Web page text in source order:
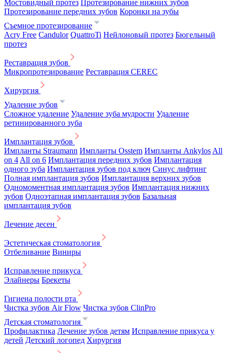
Мостовидный протез
Протезирование нижних зубов
Протезирование передних зубов Коронки на зубы
Съемное протезирование
Acry Free Candulor QuattroTi Нейлоновый протез Бюгельный
протез
Реставрация зубов
Микропротезирование Реставрация CEREC
Хирургия
Удаление зубов
Сложное удаление Удаление зуба мудрости Удаление
ретинированного зуба
Имплантация зубов
Импланты Straumann Импланты Osstem Импланты Ankylos All
on 4 All on 6 Имплантация передних зубов Имплантация
одного зуба Имплантация зубов под ключ Синус лифтинг
Полная имплантация зубов Имплантация верхних зубов
Одномоментная имплантация зубов Имплантация нижних
зубов Одноэтапная имплантация зубов Базальная
имплантация зубов
Лечение десен
Эстетическая стоматология
Отбеливание Виниры
Исправление прикуса
Элайнеры Брекеты
Гигиена полости рта
Чистка зубов Air Flow Чистка зубов ClinPro
Детская стоматология
Профилактика Лечение зубов детям Исправление прикуса у
детей Детский логопед Хирургия